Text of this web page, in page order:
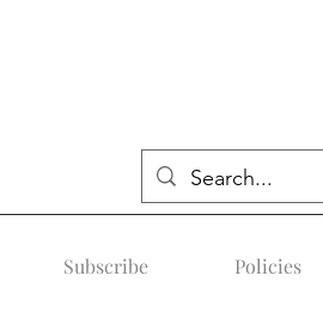
Subscribe Policies